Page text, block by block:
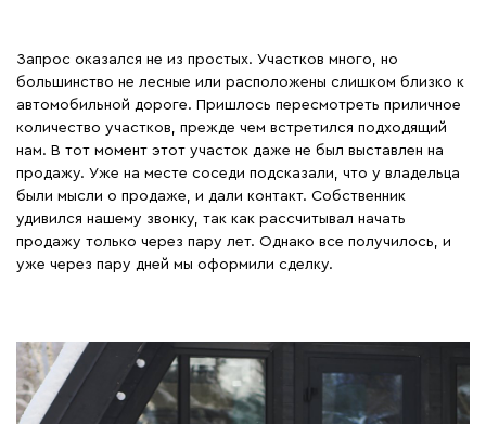
Запрос оказался не из простых. Участков много, но
большинство не лесные или расположены слишком близко к
автомобильной дороге. Пришлось пересмотреть приличное
количество участков, прежде чем встретился подходящий
нам. В тот момент этот участок даже не был выставлен на
продажу. Уже на месте соседи подсказали, что у владельца
были мысли о продаже, и дали контакт. Собственник
удивился нашему звонку, так как рассчитывал начать
продажу только через пару лет. Однако все получилось, и
уже через пару дней мы оформили сделку.